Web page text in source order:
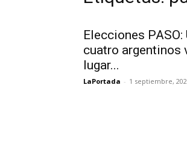
Elecciones PASO:
cuatro argentinos
lugar...
LaPortada - 1 septiembre,